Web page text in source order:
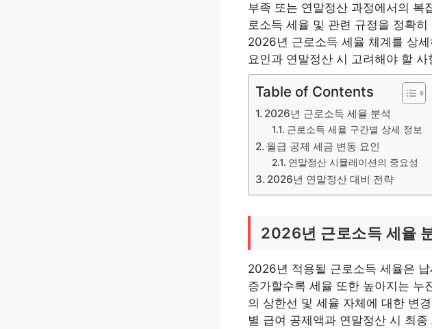
부족 또는 연말정산 과정에서의
로소득 세율 및 관련 규정을 정확
2026년 근로소득 세율 체계를 상
요인과 연말정산 시 고려해야 할
Table of Contents
2026년 근로소득 세율 분석
근로소득 세율 구간별 상세 정보
월급 공제 세금 변동 요인
연말정산 시뮬레이션의 중요성
2026년 연말정산 대비 전략
2026년 근로소득 세율
2026년 적용될 근로소득 세율은
증가할수록 세율 또한 높아지는 누
의 상한선 및 세율 자체에 대한 변
별 급여 공제액과 연말정산 시 최